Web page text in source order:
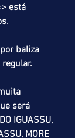
está
baliza
será
IGUASSU,
MORE